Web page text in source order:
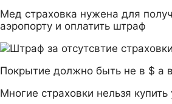
Мед страховка нужена для
аэропорту и оплатить штраф
Покрытие должно быть не в $ а
Многие страховки нельзя